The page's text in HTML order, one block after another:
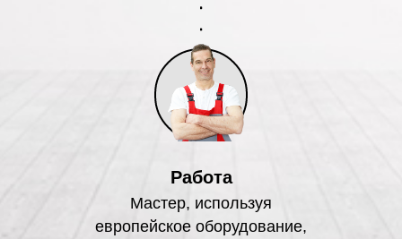
Работа
Мастер, используя
европейское оборудование,